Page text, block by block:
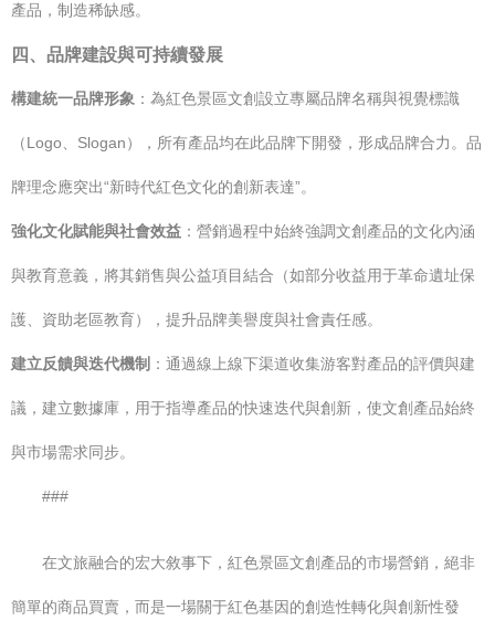
產品，制造稀缺感。
四、品牌建設與可持續發展
構建統一品牌形象 ：為紅色景區文創設立專屬品牌名稱與視覺標識
（Logo、Slogan），所有產品均在此品牌下開發，形成品牌合力。品
牌理念應突出“新時代紅色文化的創新表達”。
強化文化賦能與社會效益 ：營銷過程中始終強調文創產品的文化內涵
與教育意義，將其銷售與公益項目結合（如部分收益用于革命遺址保
護、資助老區教育），提升品牌美譽度與社會責任感。
建立反饋與迭代機制 ：通過線上線下渠道收集游客對產品的評價與建
議，建立數據庫，用于指導產品的快速迭代與創新，使文創產品始終
與市場需求同步。
###
在文旅融合的宏大敘事下，紅色景區文創產品的市場營銷，絕非
簡單的商品買賣，而是一場關于紅色基因的創造性轉化與創新性發